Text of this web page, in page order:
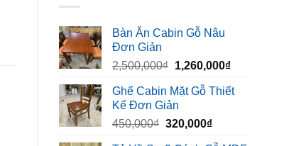
Bàn Ăn Cabin Gỗ Nâu
Đơn Giản
2,500,000₫ Giá
là:
2,500,000₫.
1,260,000₫Giá
tại
Ghế Cabin Mặt Gỗ Thiết
Kế Đơn Giản
450,000₫ Giá
320,000₫Giá